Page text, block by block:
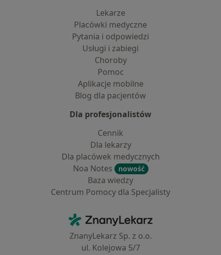
Lekarze
Placówki medyczne
Pytania i odpowiedzi
Usługi i zabiegi
Choroby
Pomoc
Aplikacje mobilne
Blog dla pacjentów
Dla profesjonalistów
Cennik
Dla lekarzy
Dla placówek medycznych
Noa Notes
nowość
Baza wiedzy
Centrum Pomocy dla Specjalisty
ZnanyLekarz - Strona główna
ZnanyLekarz Sp. z o.o.
ul. Kolejowa 5/7